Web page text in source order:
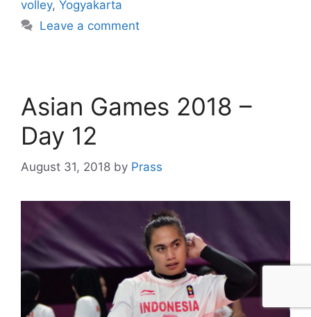
volley, Yogyakarta
Leave a comment
Asian Games 2018 –
Day 12
August 31, 2018 by Prass